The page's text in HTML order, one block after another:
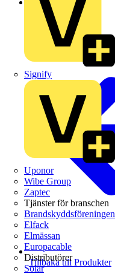
Signify
Uponor
Wibe Group
Zaptec
Tjänster för branschen
Brandskyddsföreningen
Elfack
Elmässan
Europacable
Distributörer
Solar
Tillbaka till Produkter